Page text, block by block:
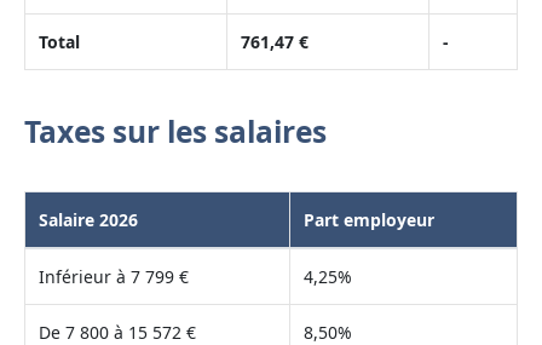
Total 761,47 € -
Taxes sur les salaires
Salaire 2026 Part employeur
Inférieur à 7 799 € 4,25%
De 7 800 à 15 572 € 8,50%